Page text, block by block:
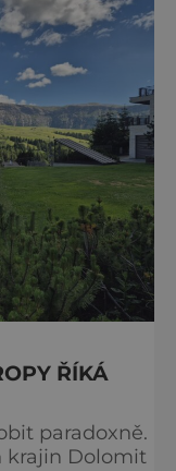
ŘÍKÁ
paradoxně.
krajin Dolomit